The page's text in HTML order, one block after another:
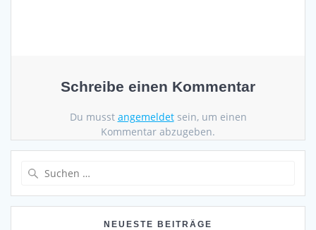
Schreibe einen Kommentar
Du musst angemeldetsein, um einen
Kommentar abzugeben.
NEUESTE BEITRÄGE